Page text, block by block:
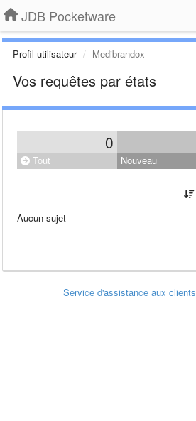
JDB Pocketware
Profil utilisateur Medibrandox
Vos requêtes par états
0
Tout Nouveau
Aucun sujet
Service d'assistance aux clients